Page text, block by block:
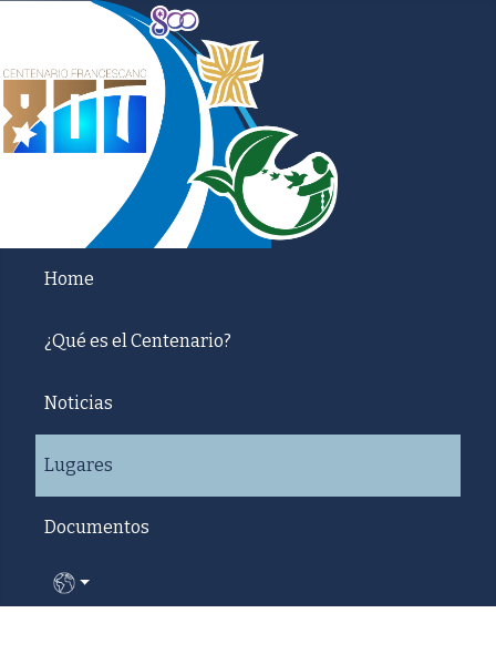
Home
¿Qué es el Centenario?
Noticias
Lugares
Documentos
Seleccione su idioma